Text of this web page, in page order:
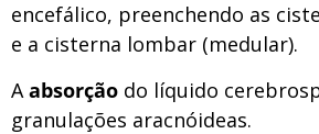
encefálico, preenchendo as
e a cisterna lombar (medular).
A absorção do líquido
granulações aracnóideas.